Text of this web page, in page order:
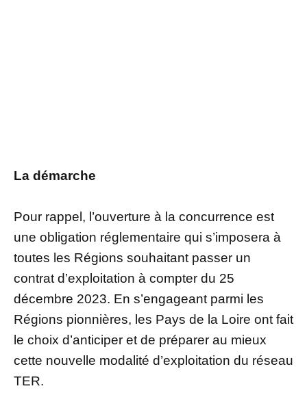
La démarche
Pour rappel, l’ouverture à la concurrence est
une obligation réglementaire qui s’imposera à
toutes les Régions souhaitant passer un
contrat d’exploitation à compter du 25
décembre 2023. En s’engageant parmi les
Régions pionnières, les Pays de la Loire ont fait
le choix d’anticiper et de préparer au mieux
cette nouvelle modalité d’exploitation du réseau
TER.